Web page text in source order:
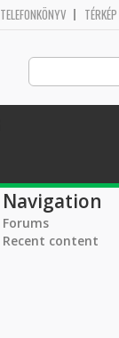
TELEFONKÖNYV TÉRKÉP
Navigation
Forums
Recent content